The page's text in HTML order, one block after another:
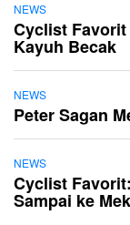
NEWS
Cyclist Favorit
Kayuh Becak
NEWS
Peter Sagan
NEWS
Cyclist
Sampai ke